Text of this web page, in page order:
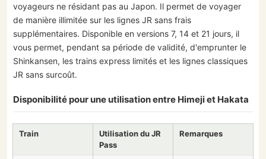
voyageurs ne résidant pas au Japon. Il permet de voyager
de manière illimitée sur les lignes JR sans frais
supplémentaires. Disponible en versions 7, 14 et 21 jours, il
vous permet, pendant sa période de validité, d'emprunter le
Shinkansen, les trains express limités et les lignes classiques
JR sans surcoût.
Disponibilité pour une utilisation entre Himeji et Hakata
Train
Utilisation du JR
Pass
Remarques